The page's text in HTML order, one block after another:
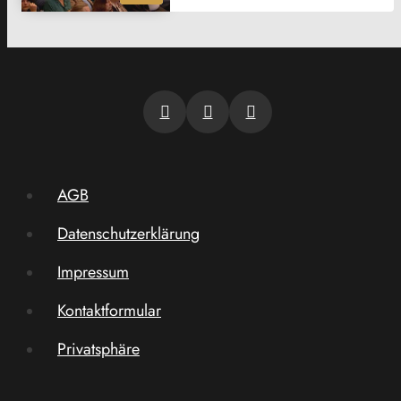
AGB
Datenschutzerklärung
Impressum
Kontaktformular
Privatsphäre